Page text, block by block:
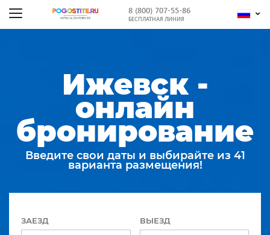
8 (800) 707-55-86
БЕСПЛАТНАЯ ЛИНИЯ
Ижевск -
онлайн
бронирование
Введите свои даты и выбирайте из 41
варианта размещения!
ЗАЕЗД ВЫЕЗД